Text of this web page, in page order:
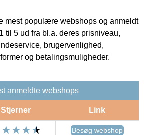
mest populære webshops og anmeldt
til 5 ud fra bl.a. deres prisniveau,
brugervenlighed,
og betalingsmuligheder.
anmeldte webshops
Stjerner Link
Besøg webshop